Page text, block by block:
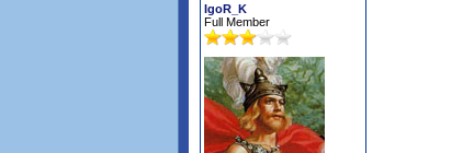
IgoR_K
Full Member